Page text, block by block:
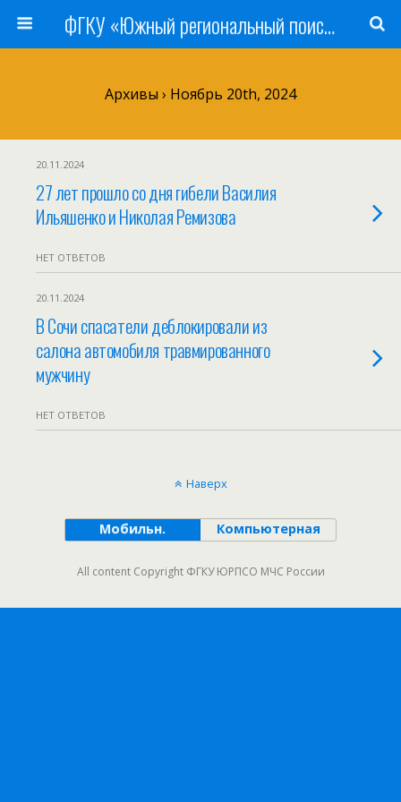
ФГКУ «Южный региональный поисково-спасательный отряд» МЧС России
Архивы › Ноябрь 20th, 2024
20.11.2024
27 лет прошло со дня гибели Василия
Ильяшенко и Николая Ремизова
НЕТ ОТВЕТОВ
20.11.2024
В Сочи спасатели деблокировали из
салона автомобиля травмированного
мужчину
НЕТ ОТВЕТОВ
Наверх
Мобильн. Компьютерная
All content Copyright ФГКУ ЮРПСО МЧС России